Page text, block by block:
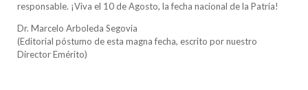
responsable. ¡Viva el 10 de Agosto, la fecha nacional de la Patria!
Dr. Marcelo Arboleda Segovia
(Editorial póstumo de esta magna fecha, escrito por nuestro
Director Emérito)